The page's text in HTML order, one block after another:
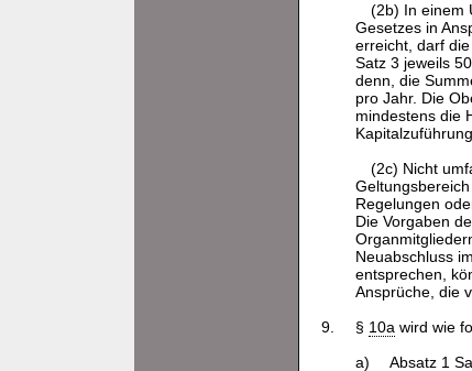
(2b) In einem
Gesetzes in
erreicht, darf
Satz 3 jeweils
denn, die
pro Jahr. Die
mindestens die
(2c) Nicht
Regelungen
Die Vorgaben
Neuabschluss
entsprechen,
Ansprüche, die
9.
§ 10a wird wie
a)
Absatz 1